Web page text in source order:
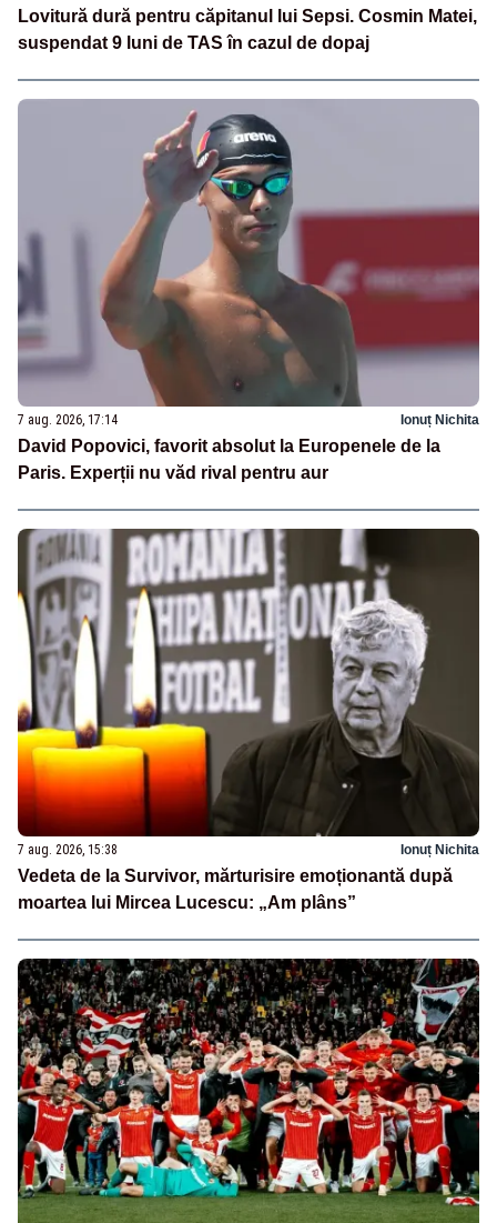
Lovitură dură pentru căpitanul lui Sepsi. Cosmin Matei,
suspendat 9 luni de TAS în cazul de dopaj
7 aug. 2026, 17:14 Ionuț Nichita
David Popovici, favorit absolut la Europenele de la
Paris. Experții nu văd rival pentru aur
7 aug. 2026, 15:38 Ionuț Nichita
Vedeta de la Survivor, mărturisire emoționantă după
moartea lui Mircea Lucescu: „Am plâns”